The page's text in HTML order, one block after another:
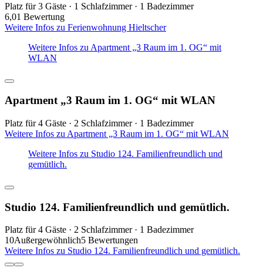
Platz für 3 Gäste · 1 Schlafzimmer · 1 Badezimmer
6,01 Bewertung
Weitere Infos zu Ferienwohnung Hieltscher
Weitere Infos zu Apartment „3 Raum im 1. OG“ mit
WLAN
Apartment „3 Raum im 1. OG“ mit WLAN
Platz für 4 Gäste · 2 Schlafzimmer · 1 Badezimmer
Weitere Infos zu Apartment „3 Raum im 1. OG“ mit WLAN
Weitere Infos zu Studio 124. Familienfreundlich und
gemütlich.
Studio 124. Familienfreundlich und gemütlich.
Platz für 4 Gäste · 2 Schlafzimmer · 1 Badezimmer
10Außergewöhnlich5 Bewertungen
Weitere Infos zu Studio 124. Familienfreundlich und gemütlich.